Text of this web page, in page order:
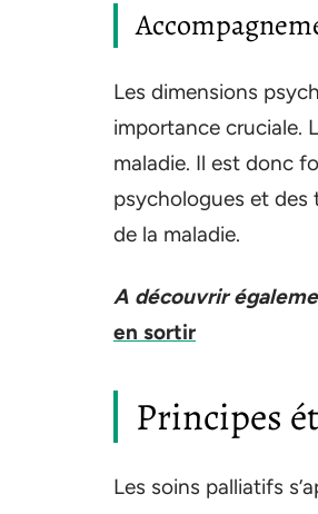
Les dimensions
importance cruciale.
maladie. Il est donc
psychologues et des
de la maladie.
A découvrir
en sortir
Principes
Les soins palliatifs